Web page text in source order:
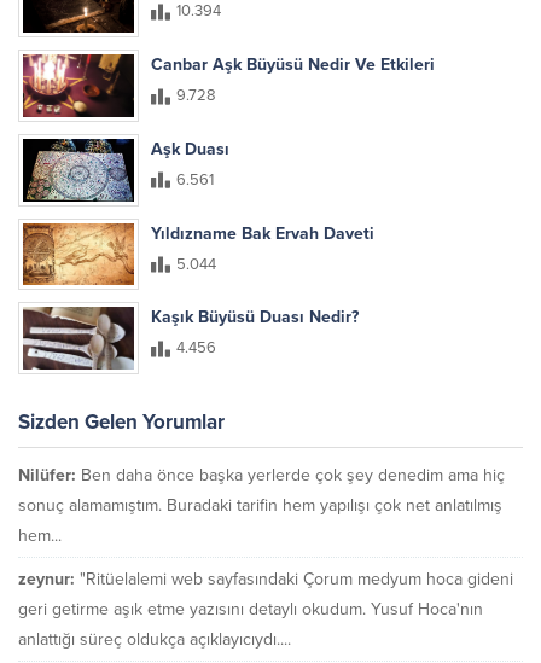
10.394
Canbar Aşk Büyüsü Nedir Ve Etkileri
9.728
Aşk Duası
6.561
Yıldızname Bak Ervah Daveti
5.044
Kaşık Büyüsü Duası Nedir?
4.456
Sizden Gelen Yorumlar
Nilüfer: Ben daha önce başka yerlerde çok şey denedim ama hiç
sonuç alamamıştım. Buradaki tarifin hem yapılışı çok net anlatılmış
hem...
zeynur: "Ritüelalemi web sayfasındaki Çorum medyum hoca gideni
geri getirme aşık etme yazısını detaylı okudum. Yusuf Hoca'nın
anlattığı süreç oldukça açıklayıcıydı....